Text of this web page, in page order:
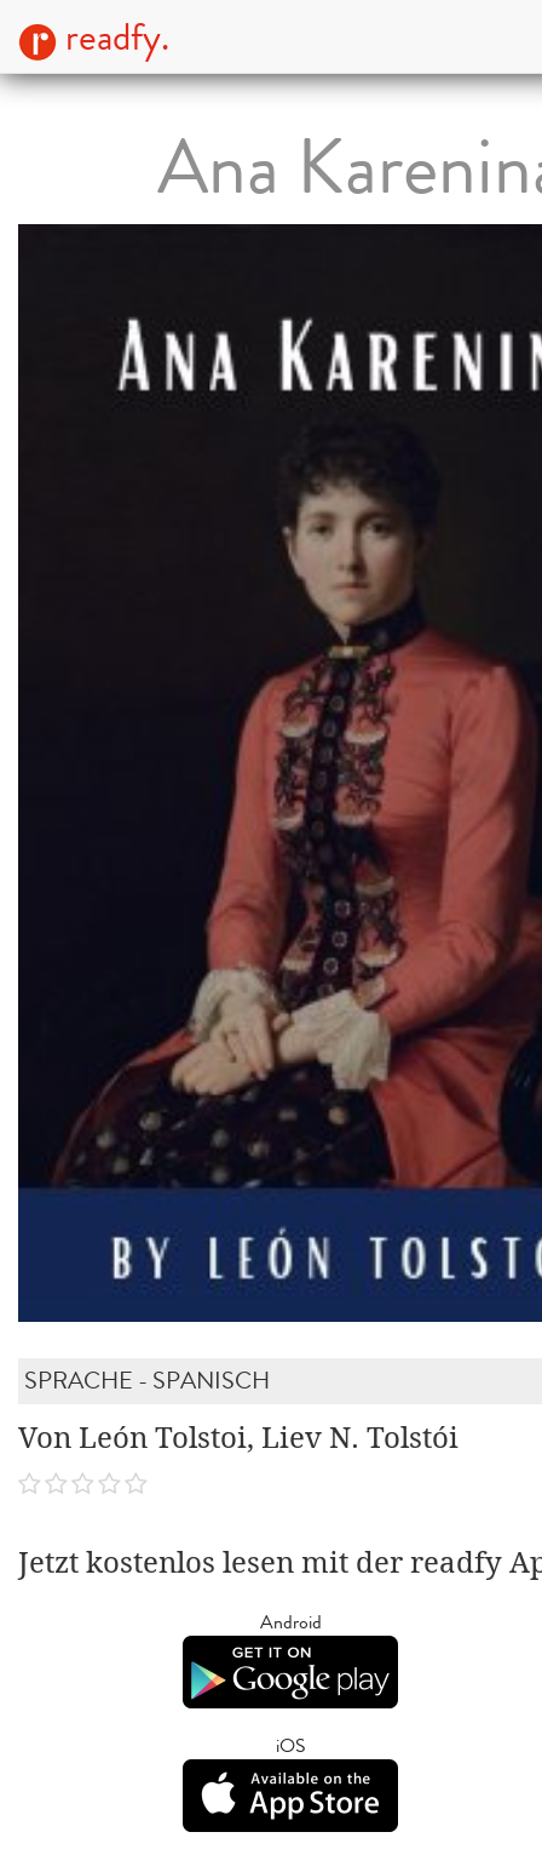
readfy.
Ana
SPRACHE - SPANISCH
Von León Tolstoi, Liev N. Tolstói
Jetzt kostenlos lesen mit der readfy
Android
iOS